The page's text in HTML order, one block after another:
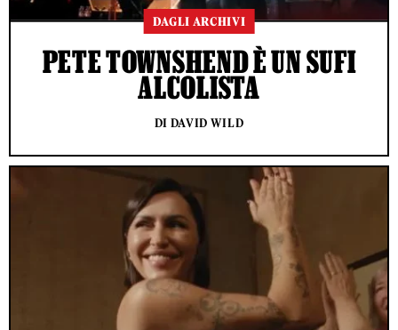
DAGLI ARCHIVI
PETE TOWNSHEND È UN SUFI
ALCOLISTA
DI DAVID WILD